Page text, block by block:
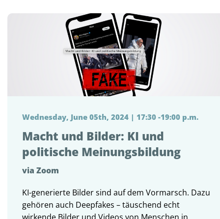
Wednesday, June 05th, 2024 | 17:30 -19:00 p.m.
Macht und Bilder: KI und
politische Meinungsbildung
via Zoom
KI-generierte Bilder sind auf dem Vormarsch. Dazu
gehören auch Deepfakes – täuschend echt
wirkende Bilder und Videos von Menschen in